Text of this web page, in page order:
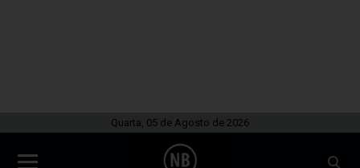
Quarta, 05 de Agosto de 2026